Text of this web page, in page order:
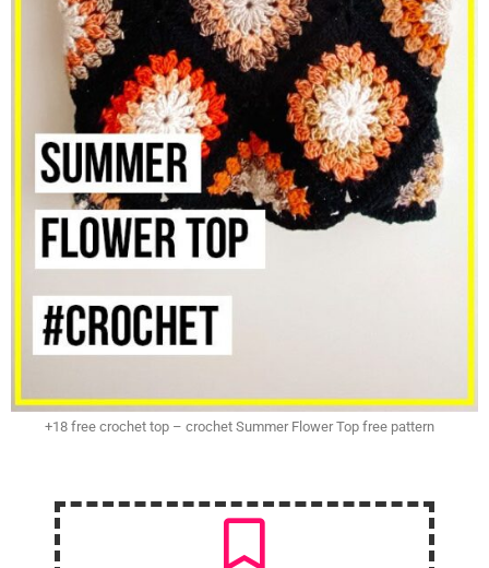
+18 free crochet top – crochet Summer Flower Top free pattern